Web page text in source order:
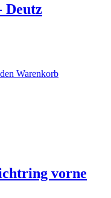
Deutz
Warenkorb
vorne